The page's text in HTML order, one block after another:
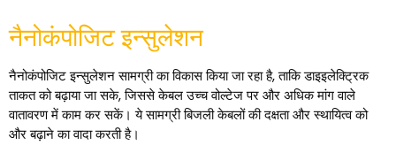
नैनोकंपोजिट इन्सुलेशन
नैनोकंपोजिट इन्सुलेशन सामग्री का विकास किया जा रहा है, ताकि डाइइलेक्ट्रिक
ताकत को बढ़ाया जा सके, जिससे केबल उच्च वोल्टेज पर और अधिक मांग वाले
वातावरण में काम कर सकें। ये सामग्री बिजली केबलों की दक्षता और स्थायित्व को
और बढ़ाने का वादा करती है।